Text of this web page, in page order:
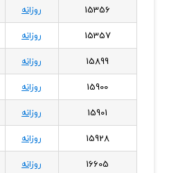
15356
روزانه
15357
روزانه
15899
روزانه
15900
روزانه
15901
روزانه
15928
روزانه
16605
روزانه